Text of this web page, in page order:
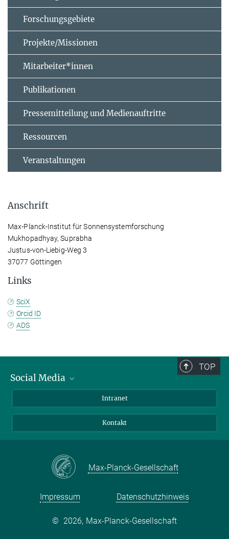
Forschungsgebiete
Projekte/Missionen
Mitarbeiter*innen
Publikationen
Pressemitteilung und Medienauftritte
Ressourcen
Veranstaltungen
Anschrift
Max-Planck-Institut für Sonnensystemforschung
Mukhopadhyay, Suprabha
Justus-von-Liebig-Weg 3
37077 Göttingen
Links
SciX
Orcid ID
ADS
TOP
Social Media
Facebook
Instagram
Mastodon
Intranet
Kontakt
Max-Planck-Gesellschaft
Impressum Datenschutzhinweis
© 2026, Max-Planck-Gesellschaft